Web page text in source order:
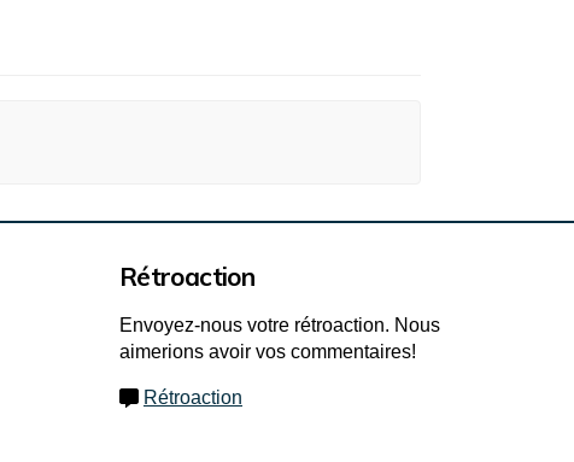
Rétroaction
Envoyez-nous votre rétroaction. Nous
aimerions avoir vos commentaires!
Rétroaction